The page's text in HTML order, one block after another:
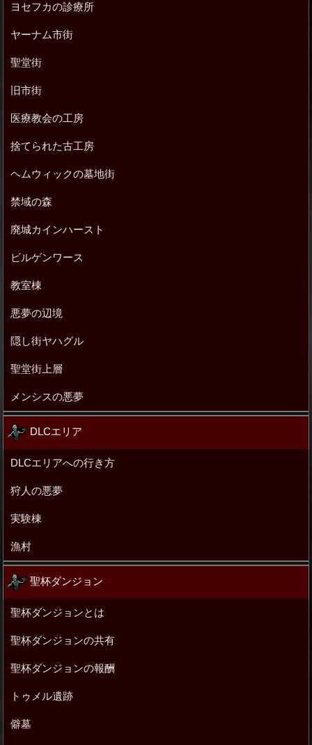
ヨセフカの診療所
ヤーナム市街
聖堂街
旧市街
医療教会の工房
捨てられた古工房
ヘムウィックの墓地街
禁域の森
廃城カインハースト
ビルゲンワース
教室棟
悪夢の辺境
隠し街ヤハグル
聖堂街上層
メンシスの悪夢
DLCエリア
DLCエリアへの行き方
狩人の悪夢
実験棟
漁村
聖杯ダンジョン
聖杯ダンジョンとは
聖杯ダンジョンの共有
聖杯ダンジョンの報酬
トゥメル遺跡
僻墓